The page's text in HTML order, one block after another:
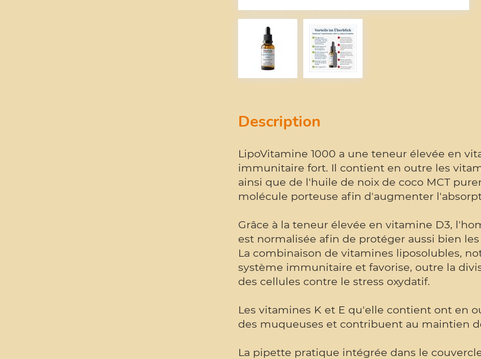
Description
LipoVitamine 1000 a une teneur élevée en
immunitaire fort. Il contient en outre les
ainsi que de l'huile de noix de coco MCT
molécule porteuse afin d'augmenter
Grâce à la teneur élevée en vitamine D3,
est normalisée afin de protéger aussi bien
La combinaison de vitamines liposolubles,
système immunitaire et favorise, outre la
des cellules contre le stress oxydatif.
Les vitamines K et E qu'elle contient ont en
des muqueuses et contribuent au maintien
La pipette pratique intégrée dans le